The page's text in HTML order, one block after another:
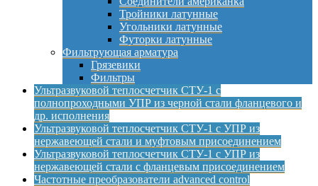
Тройники латунные
Угольники латунные
Футорки латунные
Фильтрующая арматура
Грязевики
Фильтры
Ультразвуковой теплосчетчик СТУ-1 с
полнопроходными УПР из черной стали фланцевого и
др. исполнения
Ультразвуковой теплосчетчик СТУ-1 с УПР из
нержавеющей стали и муфтовым присоединением
Ультразвуковой теплосчетчик СТУ-1 с УПР из
нержавеющей стали с фланцевым присоединением
Частотные преобразователи advanced control